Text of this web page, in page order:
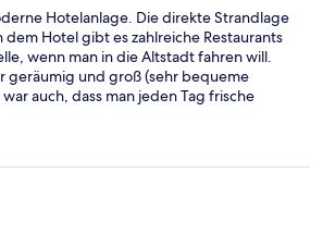
Hotelanlage. Die direkte Strandlage
Hotel gibt es zahlreiche Restaurants
wenn man in die Altstadt fahren will.
geräumig und groß (sehr bequeme
auch, dass man jeden Tag frische
bekommen hat. - es gibt keine
(beim Haare föhnen/stylen war das
sein, aber ist ok -Toilette wurde nicht
schmutzig von den Vorgänger war (auf
wurde nicht nachgegangen)